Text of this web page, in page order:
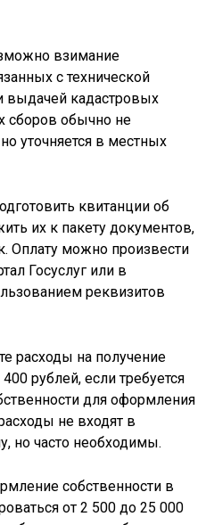
взимание
с технической
выдачей кадастровых
сборов обычно не
уточняется в местных
квитанции об
их к пакету документов,
Оплату можно произвести
Госуслуг или в
реквизитов
расходы на получение
рублей, если требуется
для оформления
не входят в
но часто необходимы.
собственности в
от 2 500 до 25 000